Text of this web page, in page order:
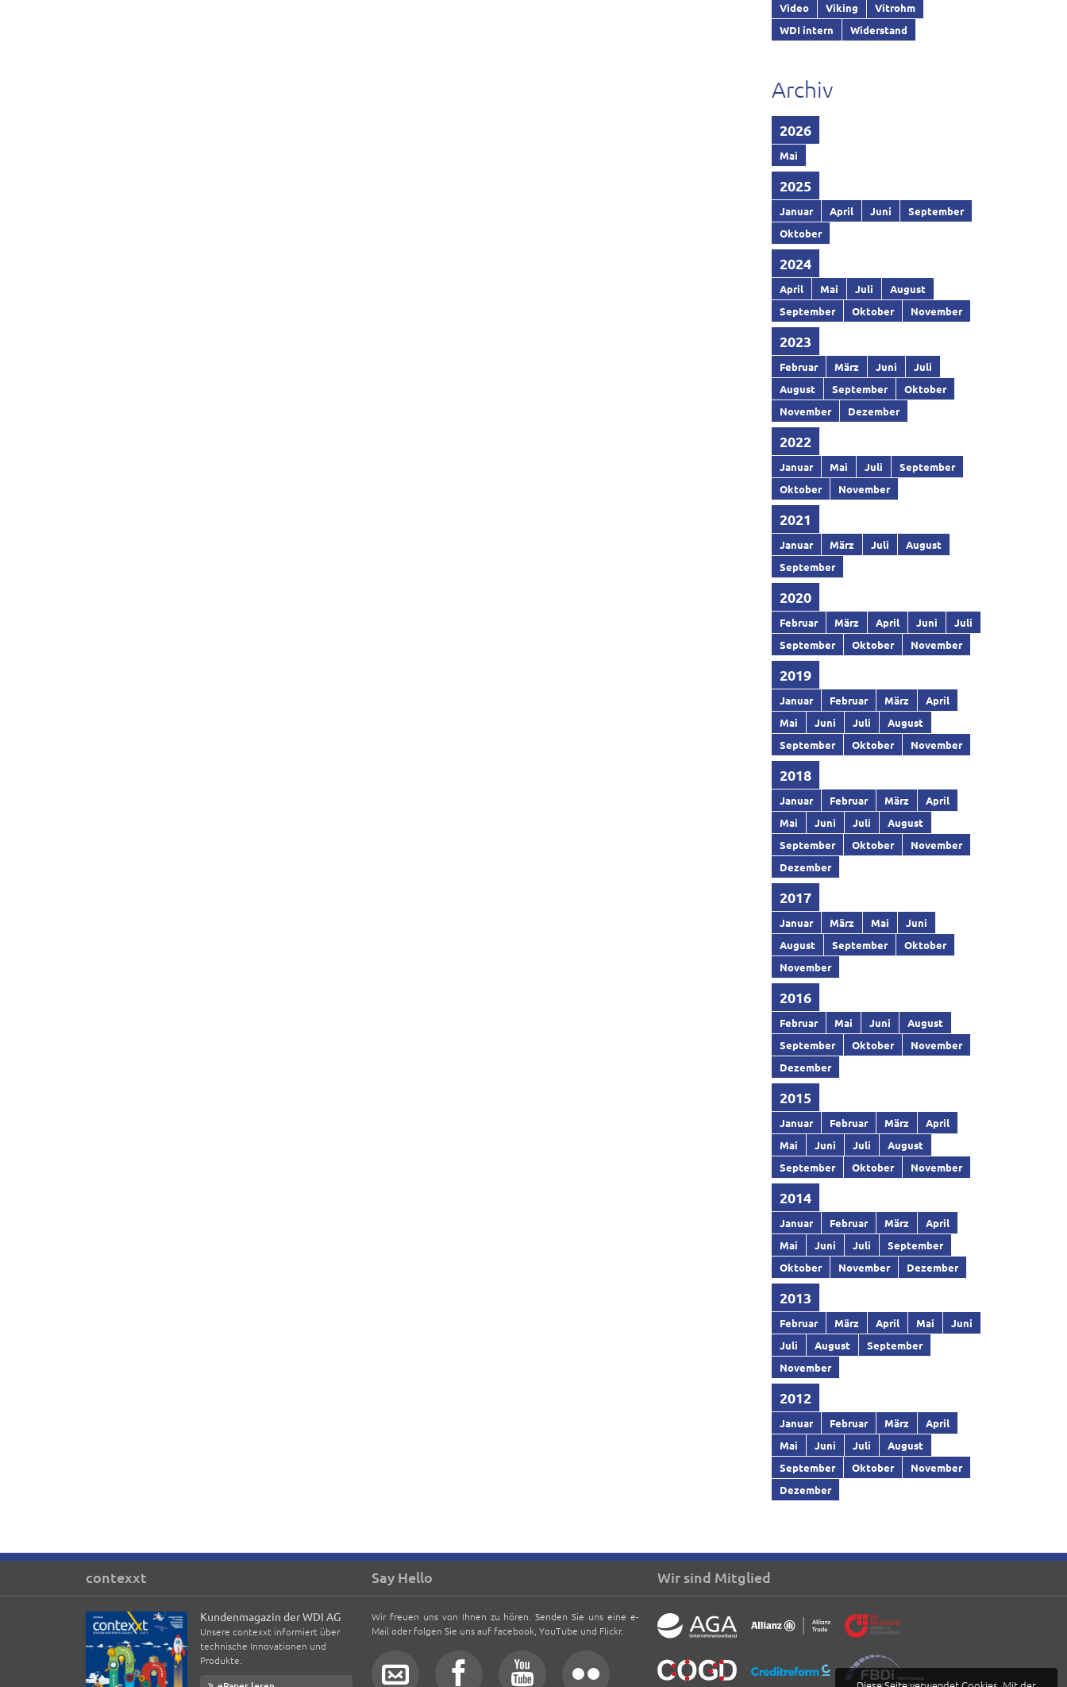
Video
Viking
Vitrohm
WDI intern
Widerstand
Archiv
2026
Mai
2025
Januar April Juni
September
Oktober
2024
April Mai Juli
August
September
Oktober November
2023
Februar März Juni
Juli
August
September
Oktober
November
Dezember
2022
Januar Mai Juli
September
Oktober
November
2021
Januar März Juli
August
September
2020
Februar März April Juni
Juli
September
Oktober November
2019
Januar Februar März
April
Mai
Juni Juli
August
September
Oktober November
2018
Januar Februar März
April
Mai
Juni Juli
August
September
Oktober
November
Dezember
2017
Januar März Mai
Juni
August
September
Oktober
November
2016
Februar Mai Juni
August
September
Oktober
November
Dezember
2015
Januar Februar März
April
Mai
Juni Juli
August
September
Oktober November
2014
Januar Februar März
April
Mai
Juni Juli
September
Oktober
November Dezember
2013
Februar März April Mai
Juni
Juli
August
September
November
2012
Januar Februar März
April
Mai
Juni Juli
August
September
Oktober
November
Dezember
contexxt
Kundenmagazin der WDI AG
Unsere contexxt informiert über
technische Innovationen und
Produkte.
Say Hello
Wir freuen uns von Ihnen zu hören. Senden Sie uns eine e-
Mail oder folgen Sie uns auf facebook, YouTube und Flickr.
Wir sind Mitglied